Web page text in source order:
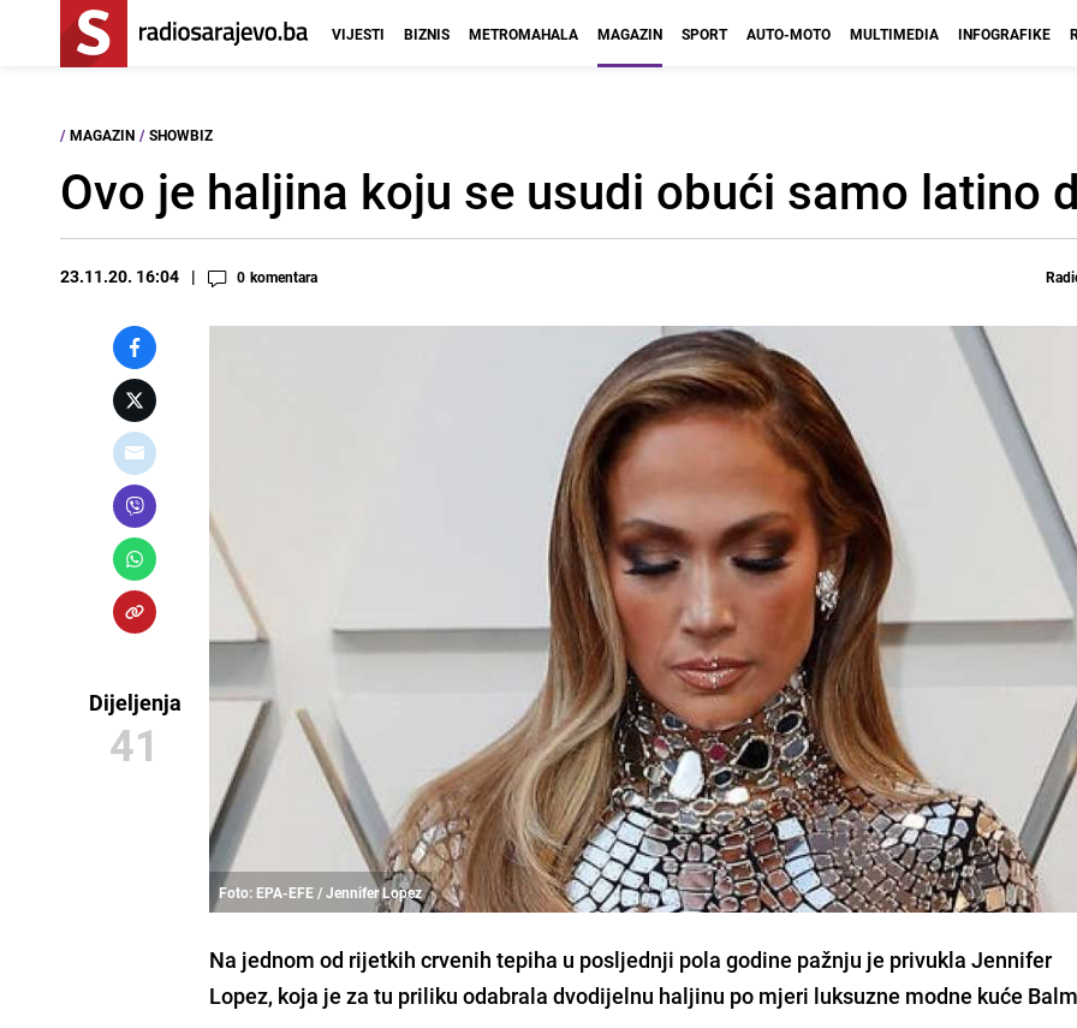
VIJESTI BIZNIS METROMAHALA MAGAZIN SPORT AUTO-MOTO MULTIMEDIA INFOGRAFIKE
/ MAGAZIN / SHOWBIZ
Ovo je haljina koju se usudi obući samo latino
23.11.20. 16:04 0 komentara
Dijeljenja
41
Foto: EPA-EFE / Jennifer Lopez
Na jednom od rijetkih crvenih tepiha u posljednji pola godine pažnju je privuklaJennifer
Lopez, koja je za tu priliku odabrala dvodijelnu haljinu po mjeri luksuzne modne kuće